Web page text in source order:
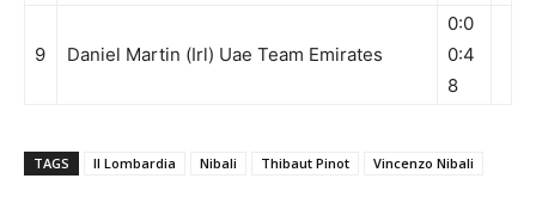
9 Daniel Martin (Irl) Uae Team Emirates
0:0
0:4
8
TAGS Il Lombardia Nibali Thibaut Pinot Vincenzo Nibali